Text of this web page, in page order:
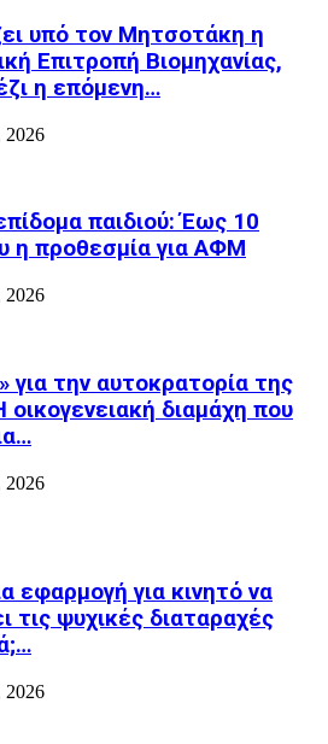
υπό τον Μητσοτάκη η
Επιτροπή Βιομηχανίας,
η επόμενη…
2026
παιδιού: Έως 10
η προθεσμία για ΑΦΜ
2026
για την αυτοκρατορία της
οικογενειακή διαμάχη που
2026
εφαρμογή για κινητό να
τις ψυχικές διαταραχές
2026